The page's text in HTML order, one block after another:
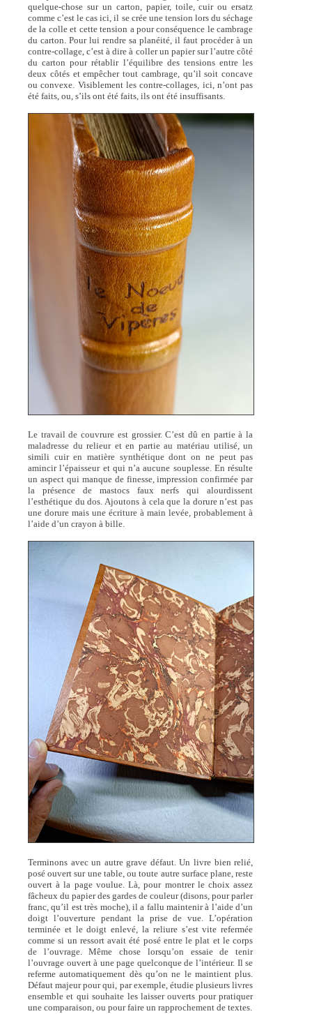
quelque-chose sur un carton, papier, toile, cuir ou ersatz
comme c’est le cas ici, il se crée une tension lors du séchage
de la colle et cette tension a pour conséquence le cambrage
du carton. Pour lui rendre sa planéité, il faut procéder à un
contre-collage, c’est à dire à coller un papier sur l’autre côté
du carton pour rétablir l’équilibre des tensions entre les
deux côtés et empêcher tout cambrage, qu’il soit concave
ou convexe. Visiblement les contre-collages, ici, n’ont pas
été faits, ou, s’ils ont été faits, ils ont été insuffisants.
Le travail de couvrure est grossier. C’est dû en partie à la
maladresse du relieur et en partie au matériau utilisé, un
simili cuir en matière synthétique dont on ne peut pas
amincir l’épaisseur et qui n’a aucune souplesse. En résulte
un aspect qui manque de finesse, impression confirmée par
la présence de mastocs faux nerfs qui alourdissent
l’esthétique du dos. Ajoutons à cela que la dorure n’est pas
une dorure mais une écriture à main levée, probablement à
l’aide d’un crayon à bille.
Terminons avec un autre grave défaut. Un livre bien relié,
posé ouvert sur une table, ou toute autre surface plane, reste
ouvert à la page voulue. Là, pour montrer le choix assez
fâcheux du papier des gardes de couleur (disons, pour parler
franc, qu’il est très moche), il a fallu maintenir à l’aide d’un
doigt l’ouverture pendant la prise de vue. L’opération
terminée et le doigt enlevé, la reliure s’est vite refermée
comme si un ressort avait été posé entre le plat et le corps
de l’ouvrage. Même chose lorsqu’on essaie de tenir
l’ouvrage ouvert à une page quelconque de l’intérieur. Il se
referme automatiquement dès qu’on ne le maintient plus.
Défaut majeur pour qui, par exemple, étudie plusieurs livres
ensemble et qui souhaite les laisser ouverts pour pratiquer
une comparaison, ou pour faire un rapprochement de textes.